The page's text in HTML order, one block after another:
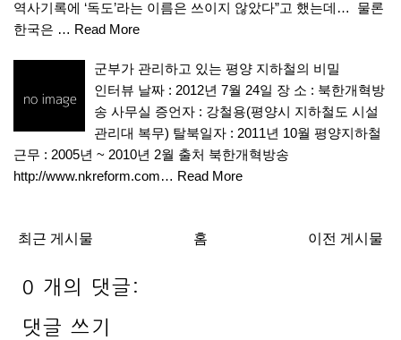
역사기록에 ‘독도’라는 이름은 쓰이지 않았다”고 했는데… 물론
한국은 … Read More
군부가 관리하고 있는 평양 지하철의 비밀
인터뷰 날짜 : 2012년 7월 24일 장 소 : 북한개혁방
송 사무실 증언자 : 강철용(평양시 지하철도 시설
관리대 복무) 탈북일자 : 2011년 10월 평양지하철
근무 : 2005년 ~ 2010년 2월 출처 북한개혁방송
http://www.nkreform.com… Read More
최근 게시물 이전 게시물
홈
0 개의 댓글:
댓글 쓰기